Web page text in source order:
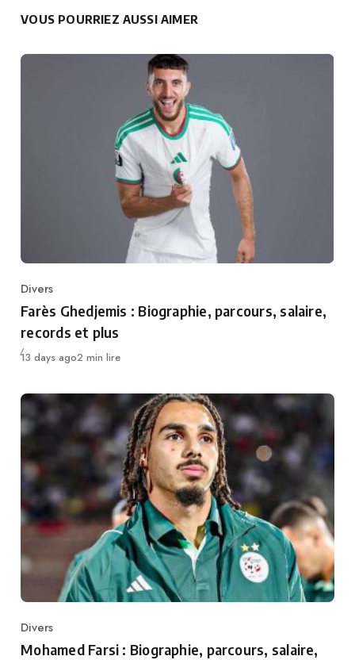
VOUS POURRIEZ AUSSI AIMER
Category
Divers
Farès Ghedjemis : Biographie, parcours, salaire,
records et plus
Publié
13 days ago2 min lire
Category
Divers
Mohamed Farsi : Biographie, parcours, salaire,